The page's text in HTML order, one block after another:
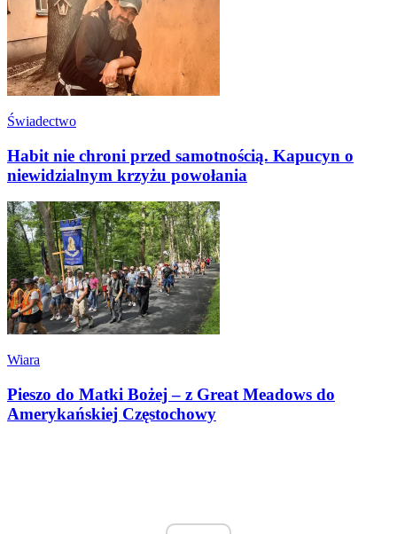
Świadectwo
Habit nie chroni przed samotnością. Kapucyn o
niewidzialnym krzyżu powołania
Wiara
Pieszo do Matki Bożej – z Great Meadows do
Amerykańskiej Częstochowy